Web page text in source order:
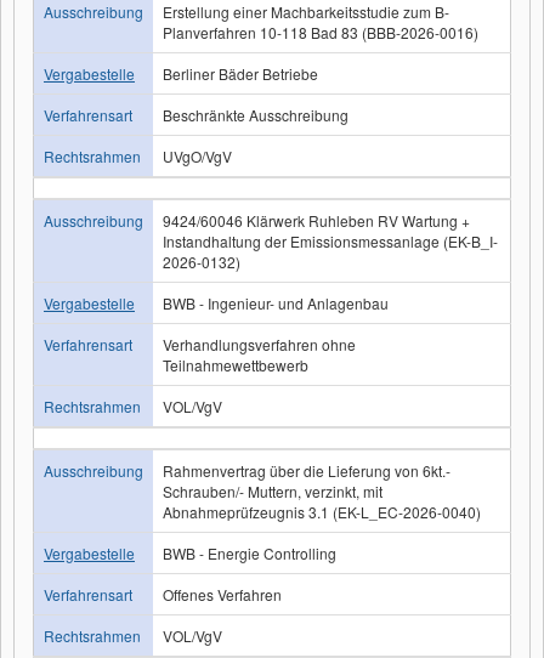
Ausschreibung
Erstellung einer Machbarkeitsstudie zum B-
Planverfahren 10-118 Bad 83 (BBB-2026-0016)
Vergabestelle
Berliner Bäder Betriebe
Verfahrensart
Beschränkte Ausschreibung
Rechtsrahmen
UVgO/VgV
Ausschreibung
9424/60046 Klärwerk Ruhleben RV Wartung +
Instandhaltung der Emissionsmessanlage (EK-B_I-
2026-0132)
Vergabestelle
BWB - Ingenieur- und Anlagenbau
Verfahrensart
Verhandlungsverfahren ohne
Teilnahmewettbewerb
Rechtsrahmen
VOL/VgV
Ausschreibung
Rahmenvertrag über die Lieferung von 6kt.-
Schrauben/- Muttern, verzinkt, mit
Abnahmeprüfzeugnis 3.1 (EK-L_EC-2026-0040)
Vergabestelle
BWB - Energie Controlling
Verfahrensart
Offenes Verfahren
Rechtsrahmen
VOL/VgV